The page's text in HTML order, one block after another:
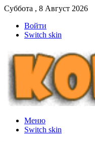
Суббота , 8 Август 2026
Войти
Switch skin
Меню
Switch skin